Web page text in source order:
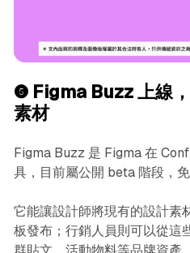
❺ Figma Buzz 上線
素材
Figma Buzz 是 Figma 在
具，目前屬公開 beta 階段，
它能讓設計師將現有的設計素
板發布；行銷人員則可以從這
群貼文、活動物料等品牌資產